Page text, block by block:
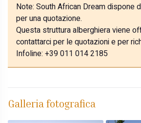
Note: South African Dream dispone
per una quotazione.
Questa struttura alberghiera viene
contattarci per le quotazioni e per
Infoline: +39 011 014 2185
Galleria fotografica